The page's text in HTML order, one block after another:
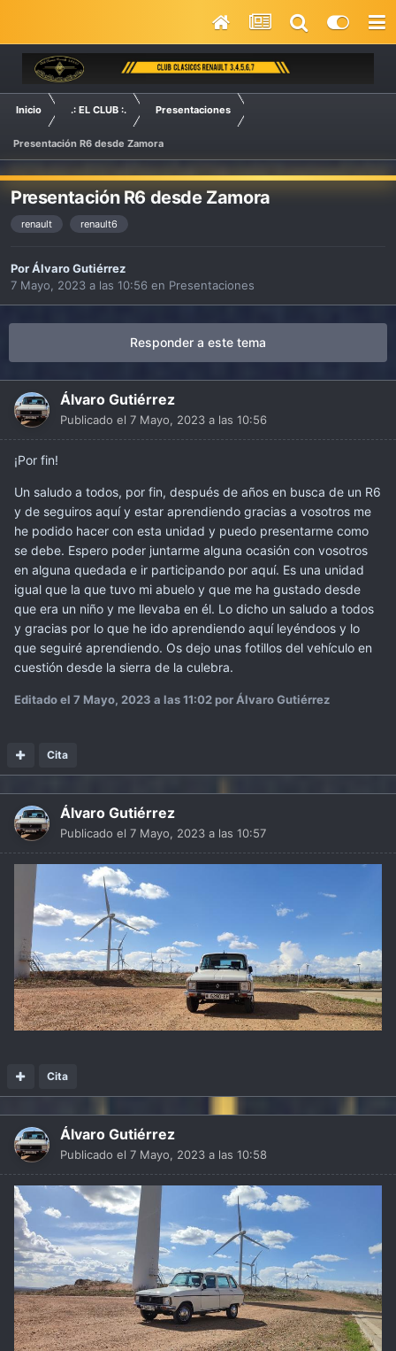
Inicio .: EL CLUB :. Presentaciones
Presentación R6 desde Zamora
Presentación R6 desde Zamora
renault renault6
PorÁlvaro Gutiérrez
7 Mayo, 2023 a las 10:56 en Presentaciones
Responder a este tema
Álvaro Gutiérrez
Publicado el 7 Mayo, 2023 a las 10:56
¡Por fin!
Un saludo a todos, por fin, después de años en busca de un R6
y de seguiros aquí y estar aprendiendo gracias a vosotros me
he podido hacer con esta unidad y puedo presentarme como
se debe. Espero poder juntarme alguna ocasión con vosotros
en alguna quedada e ir participando por aquí. Es una unidad
igual que la que tuvo mi abuelo y que me ha gustado desde
que era un niño y me llevaba en él. Lo dicho un saludo a todos
y gracias por lo que he ido aprendiendo aquí leyéndoos y lo
que seguiré aprendiendo. Os dejo unas fotillos del vehículo en
cuestión desde la sierra de la culebra.
Editado el 7 Mayo, 2023 a las 11:02por Álvaro Gutiérrez
Cita
Álvaro Gutiérrez
Publicado el 7 Mayo, 2023 a las 10:57
Cita
Álvaro Gutiérrez
Publicado el 7 Mayo, 2023 a las 10:58